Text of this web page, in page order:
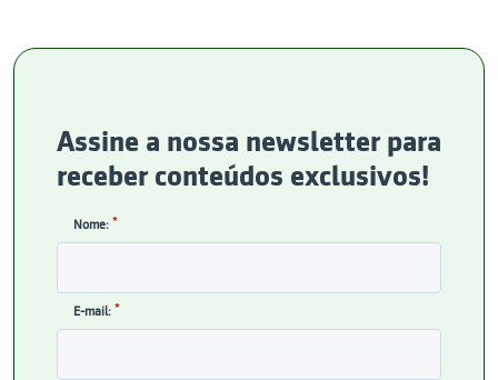
Assine a nossa newsletter para
receber conteúdos exclusivos!
Nome: *
E-mail: *